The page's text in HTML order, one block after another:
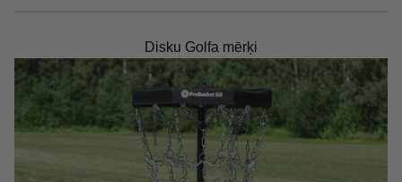
Disku Golfa mērķi